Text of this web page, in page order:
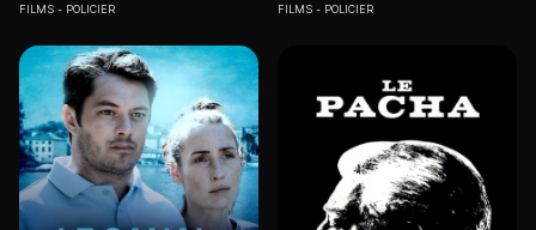
FILMS POLICIER FILMS POLICIER